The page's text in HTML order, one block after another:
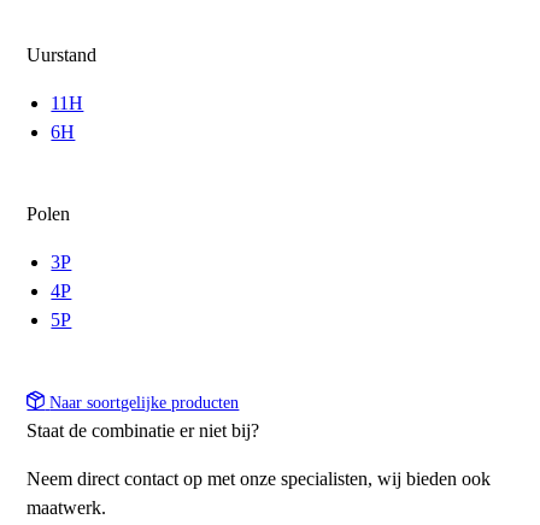
Uurstand
11H
6H
Polen
3P
4P
5P
Naar soortgelijke producten
Staat de combinatie er niet bij?
Neem direct contact op met onze specialisten, wij bieden ook
maatwerk.